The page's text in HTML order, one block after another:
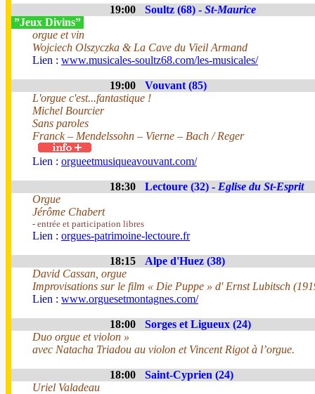
19:00 Soultz (68) - St-Maurice
”Jeux Divins”
orgue et vin
Wojciech Olszyczka & La Cave du Vieil Armand
Lien : www.musicales-soultz68.com/les-musicales/
19:00
Vouvant (85)
L'orgue c'est...fantastique !
Michel Bourcier
Sans paroles
Franck – Mendelssohn – Vierne – Bach / Reger
Lien : orgueetmusiqueavouvant.com/
18:30 Lectoure (32) - Eglise du St-Esprit
Orgue
Jérôme Chabert
- entrée et participation libres
Lien : orgues-patrimoine-lectoure.fr
18:15
Alpe d'Huez (38)
David Cassan, orgue
Improvisations sur le film « Die Puppe » d' Ernst Lubitsch
Lien : www.orguesetmontagnes.com/
18:00
Sorges et Ligueux (24)
Duo orgue et violon »
avec Natacha Triadou au violon et Vincent Rigot à l’orgue.
18:00
Saint-Cyprien (24)
Uriel Valadeau